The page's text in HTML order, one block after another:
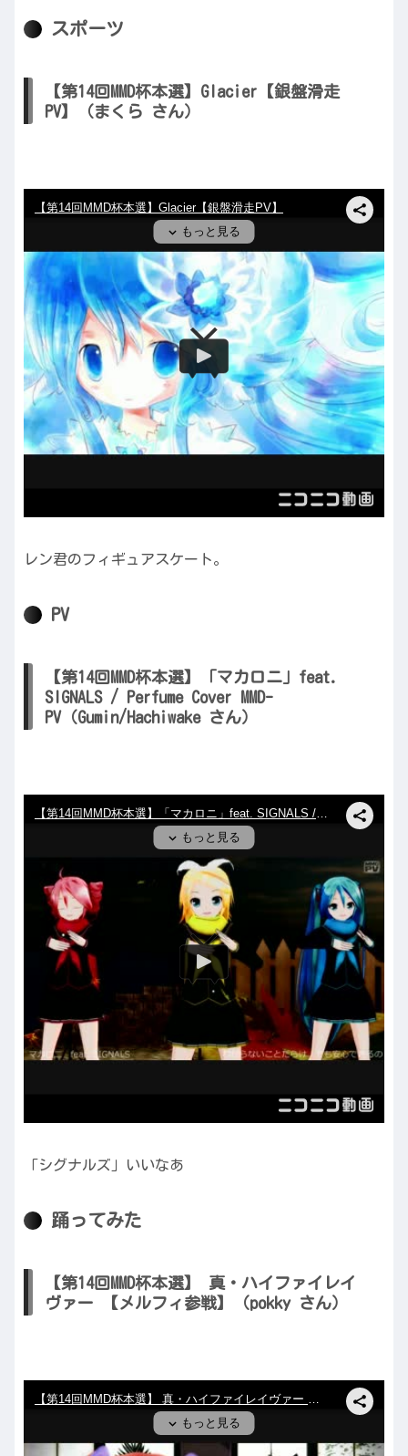
スポーツ
【第14回MMD杯本選】Glacier【銀盤滑走
PV】（まくら さん）
レン君のフィギュアスケート。
PV
【第14回MMD杯本選】「マカロニ」feat.
SIGNALS / Perfume Cover MMD-
PV（Gumin/Hachiwake さん）
「シグナルズ」いいなあ
踊ってみた
【第14回MMD杯本選】 真・ハイファイレイ
ヴァー 【メルフィ参戦】（pokky さん）